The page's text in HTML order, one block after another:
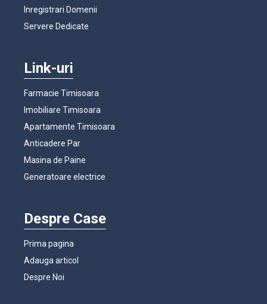
Inregistrari Domenii
Servere Dedicate
Link-uri
Farmacie Timisoara
Imobiliare Timisoara
Apartamente Timisoara
Anticadere Par
Masina de Paine
Generatoare electrice
Despre Case
Prima pagina
Adauga articol
Despre Noi